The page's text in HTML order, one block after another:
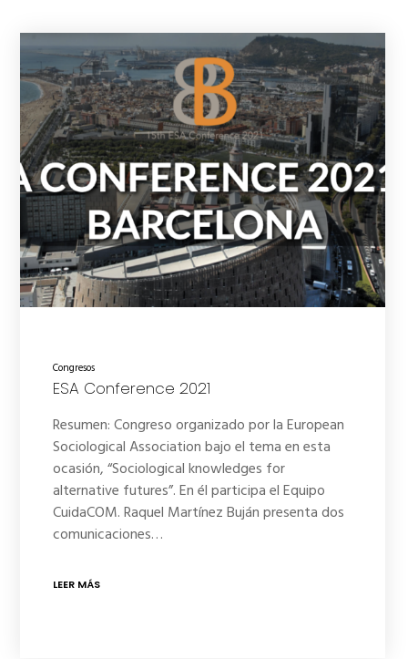
Congresos
ESA Conference 2021
Resumen: Congreso organizado por la European
Sociological Association bajo el tema en esta
ocasión, “Sociological knowledges for
alternative futures”. En él participa el Equipo
CuidaCOM. Raquel Martínez Buján presenta dos
comunicaciones…
LEER MÁS